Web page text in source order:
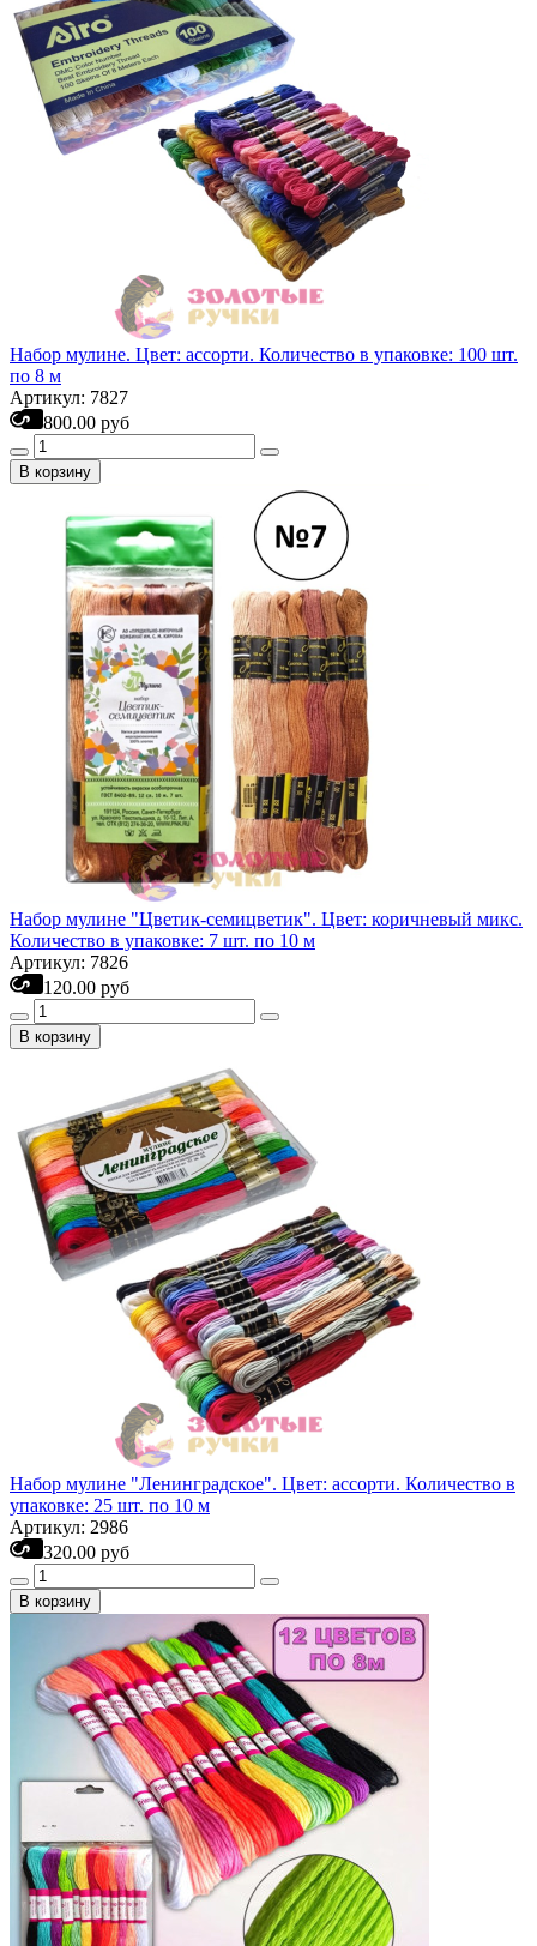
Набор мулине. Цвет: ассорти. Количество в упаковке: 100 шт.
по 8 м
Артикул: 7827
800.00 руб
В корзину
Набор мулине "Цветик-семицветик". Цвет: коричневый микс.
Количество в упаковке: 7 шт. по 10 м
Артикул: 7826
120.00 руб
В корзину
Набор мулине "Ленинградское". Цвет: ассорти. Количество в
упаковке: 25 шт. по 10 м
Артикул: 2986
320.00 руб
В корзину